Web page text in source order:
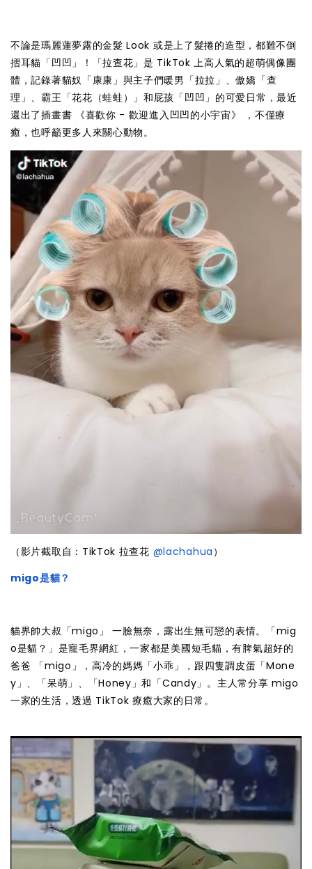
不論是瑪麗蓮夢露的金髮 Look 或是上了髮捲的造型，都難不倒
摺耳貓「凹凹」！「拉查花」是 TikTok 上高人氣的超萌偶像團
體，記錄著貓奴「康康」與主子們暖男「拉拉」、傲嬌「查
理」、霸王「花花（蛙蛙）」和屁孩「凹凹」的可愛日常，最近
還出了插畫書 《喜歡你 - 歡迎進入凹凹的小宇宙》 ，不僅療
癒，也呼籲更多人來關心動物。
（影片截取自：TikTok 拉查花 @lachahua ）
migo是貓？
貓界帥大叔「migo」 一臉無奈，露出生無可戀的表情。「mig
o是貓？」是寵毛界網紅，一家都是美國短毛貓，有脾氣超好的
爸爸 「migo」，高冷的媽媽「小乖」，跟四隻調皮蛋「Mone
y」、「呆萌」、「Honey」和「Candy」。主人常分享 migo
一家的生活，透過 TikTok 療癒大家的日常。